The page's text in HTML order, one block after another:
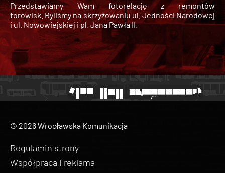
Przedstawiamy Wam fotorelację z remontów
torowisk. Byliśmy na skrzyżowaniu ul. Jedności Narodowej
i ul. Nowowiejskiej i pl. Jana Pawła II.
© 2026 Wrocławska Komunikacja
Regulamin strony
Współpraca i reklama